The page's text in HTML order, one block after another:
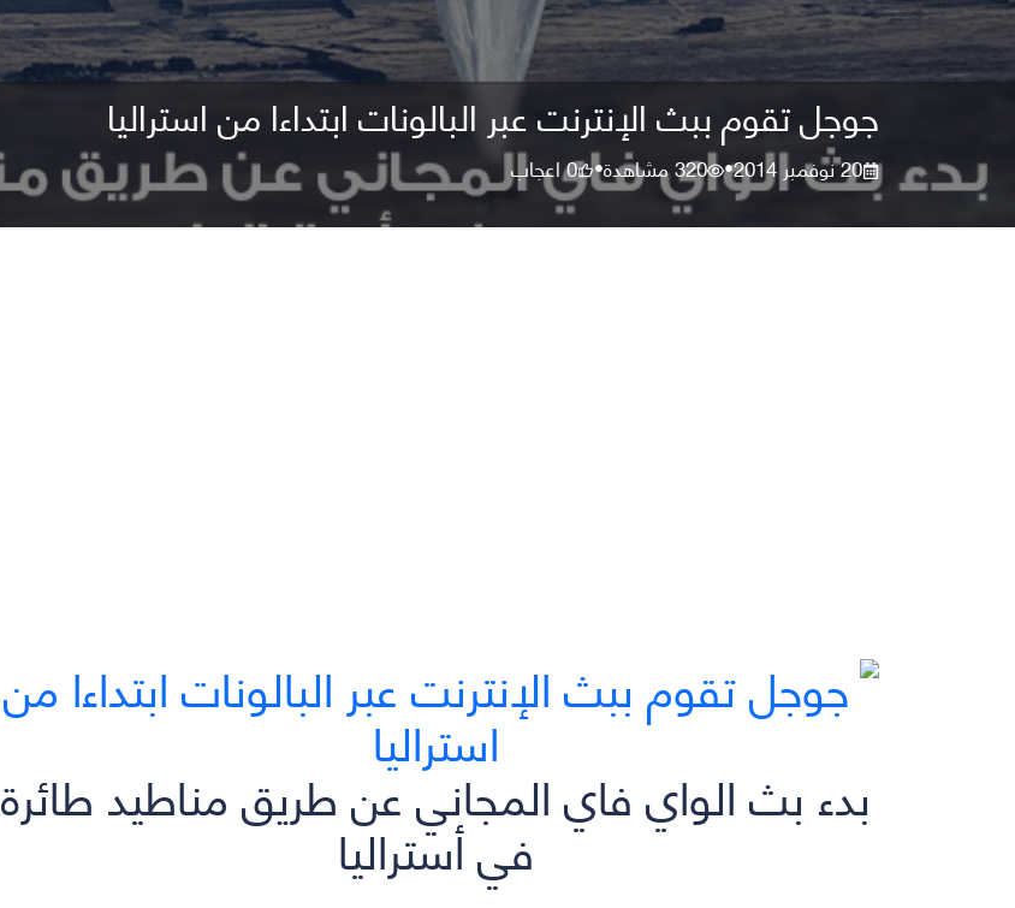
جوجل تقوم ببث الإنترنت عبر البالونات ابتداءا من استراليا
20 نوفمبر 2014 •
320مشاهدة•
0اعجاب
بدء بث الواي فاي المجاني عن طريق مناطيد طائرة
في أستراليا